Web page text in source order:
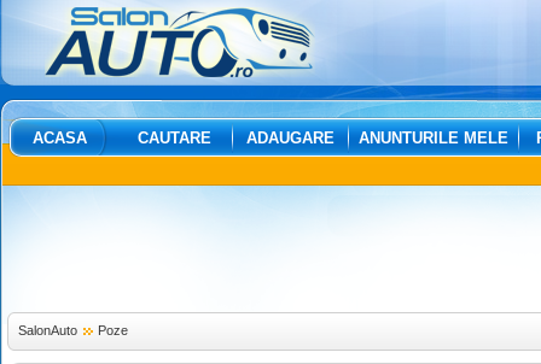
ACASA CAUTARE ADAUGARE ANUNTURILE MELE
SalonAuto Poze